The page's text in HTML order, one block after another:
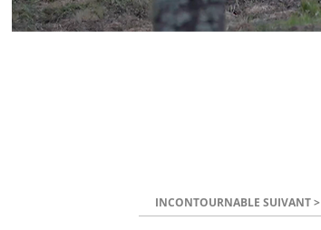
INCONTOURNABLE SUIVANT >